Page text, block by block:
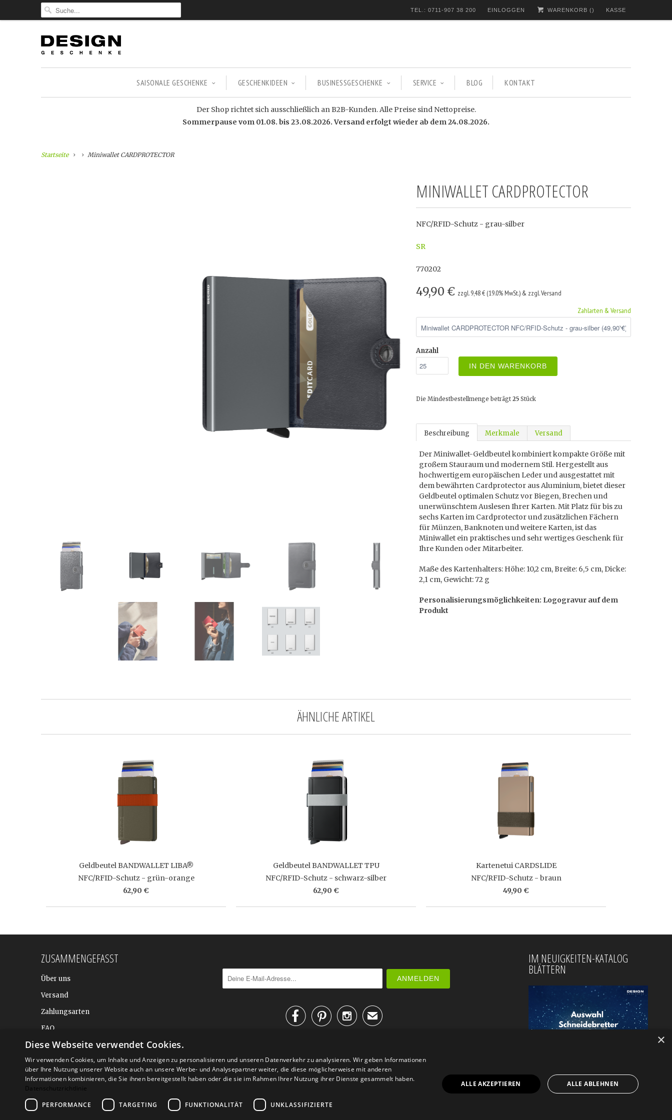
TEL.: 0711-907 38 200 EINLOGGEN WARENKORB () KASSE
SAISONALE GESCHENKE GESCHENKIDEEN BUSINESSGESCHENKE SERVICE BLOG KONTAKT
Der Shop richtet sich ausschließlich an B2B-Kunden. Alle Preise sind Nettopreise.
Sommerpause vom 01.08. bis 23.08.2026. Versand erfolgt wieder ab dem 24.08.2026.
Startseite Miniwallet CARDPROTECTOR
MINIWALLET CARDPROTECTOR
NFC/RFID-Schutz - grau-silber
SR
770202
49,90 € zzgl. 9,48 € (19.0% MwSt.) & zzgl. Versand
Zahlarten & Versand
Anzahl
IN DEN WARENKORB
Die Mindestbestellmenge beträgt 25 Stück
Beschreibung Merkmale Versand
Der Miniwallet-Geldbeutel kombiniert kompakte Größe mit
großem Stauraum und modernem Stil. Hergestellt aus
hochwertigem europäischen Leder und ausgestattet mit
dem bewährten Cardprotector aus Aluminium, bietet dieser
Geldbeutel optimalen Schutz vor Biegen, Brechen und
unerwünschtem Auslesen Ihrer Karten. Mit Platz für bis zu
sechs Karten im Cardprotector und zusätzlichen Fächern
für Münzen, Banknoten und weitere Karten, ist das
Miniwallet ein praktisches und sehr wertiges Geschenk für
Ihre Kunden oder Mitarbeiter.
Maße des Kartenhalters: Höhe: 10,2 cm, Breite: 6,5 cm, Dicke:
2,1 cm, Gewicht: 72 g
Personalisierungsmöglichkeiten: Logogravur auf dem
Produkt
ÄHNLICHE ARTIKEL
Geldbeutel BANDWALLET LIBA®
NFC/RFID-Schutz - grün-orange
62,90 €
Geldbeutel BANDWALLET TPU
NFC/RFID-Schutz - schwarz-silber
62,90 €
Kartenetui CARDSLIDE
NFC/RFID-Schutz - braun
49,90 €
ZUSAMMENGEFASST
Über uns
Versand
Zahlungsarten
FAQ
BALTIC DESIGN SHOP
✉
IM NEUIGKEITEN-KATALOG
BLÄTTERN
© 2026
×
Diese Webseite verwendet Cookies.
Wir verwenden Cookies, um Inhalte und Anzeigen zu personalisieren und unseren Datenverkehr zu analysieren. Wir geben Informationen
über Ihre Nutzung unserer Website auch an unsere Werbe- und Analysepartner weiter, die diese möglicherweise mit anderen
Informationen kombinieren, die Sie ihnen bereitgestellt haben oder die sie im Rahmen Ihrer Nutzung ihrer Dienste gesammelt haben.
Datenschutzrichtlinie
PERFORMANCE
TARGETING FUNKTIONALITÄT UNKLASSIFIZIERTE
ALLE AKZEPTIEREN ALLE ABLEHNEN